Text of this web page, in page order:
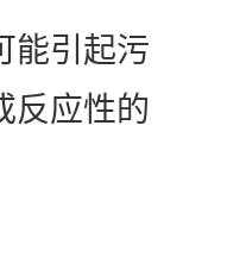
能引起污
反应性的